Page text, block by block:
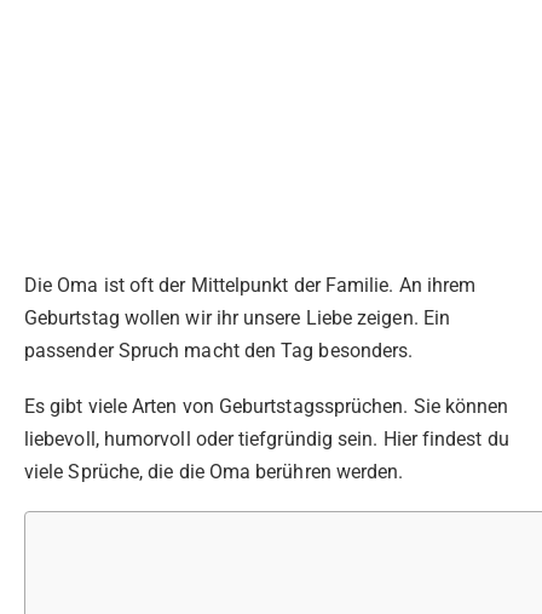
Die Oma ist oft der Mittelpunkt der Familie. An ihrem
Geburtstag wollen wir ihr unsere Liebe zeigen. Ein
passender Spruch macht den Tag besonders.
Es gibt viele Arten von Geburtstagssprüchen. Sie können
liebevoll, humorvoll oder tiefgründig sein. Hier findest du
viele Sprüche, die die Oma berühren werden.